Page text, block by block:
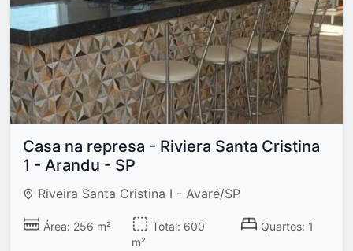
Casa na represa - Riviera Santa Cristina
1 - Arandu - SP
Riveira Santa Cristina I - Avaré/SP
Área: 256 m²
Total: 600
m²
Quartos: 1